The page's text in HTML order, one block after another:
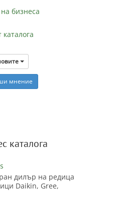
бизнеса
мнение
каталога
дилър на редица
Daikin, Gree,